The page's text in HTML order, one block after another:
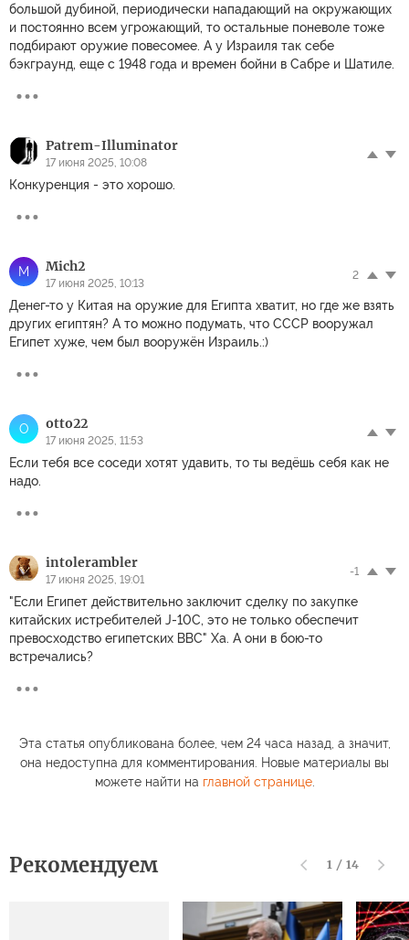
большой дубиной, периодически нападающий на окружающих
и постоянно всем угрожающий, то остальные поневоле тоже
подбирают оружие повесомее. А у Израиля так себе
бэкграунд, еще с 1948 года и времен бойни в Сабре и Шатиле.
Patrem-Illuminator
17 июня 2025, 10:08
Конкуренция - это хорошо.
M Mich2
17 июня 2025, 10:13
2
Денег-то у Китая на оружие для Египта хватит, но где же взять
других египтян? А то можно подумать, что СССР вооружал
Египет хуже, чем был вооружён Израиль.:)
O otto22
17 июня 2025, 11:53
Если тебя все соседи хотят удавить, то ты ведёшь себя как не
надо.
intolerambler
17 июня 2025, 19:01
-1
"Если Египет действительно заключит сделку по закупке
китайских истребителей J-10C, это не только обеспечит
превосходство египетских ВВС" Ха. А они в бою-то
встречались?
Эта статья опубликована более, чем 24 часа назад, а значит,
она недоступна для комментирования. Новые материалы вы
можете найти на главной странице.
Рекомендуем 1 / 14